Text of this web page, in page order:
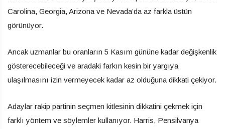
Carolina, Georgia, Arizona ve Nevada’da az farkla üstün
görünüyor.
Ancak uzmanlar bu oranların 5 Kasım gününe kadar değişkenlik
gösterecebileceği ve aradaki farkın kesin bir yargıya
ulaşılmasını izin vermeyecek kadar az olduğuna dikkati çekiyor.
Adaylar rakip partinin seçmen kitlesinin dikkatini çekmek için
farklı yöntem ve söylemler kullanıyor. Harris, Pensilvanya